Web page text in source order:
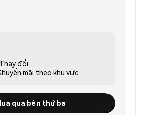
Thay đổi
mãi theo khu vực
qua bên thứ ba